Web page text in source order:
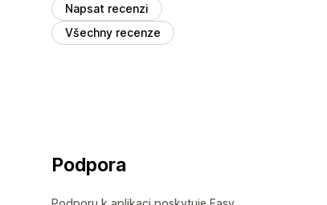
Napsat recenzi
Všechny recenze
Podpora